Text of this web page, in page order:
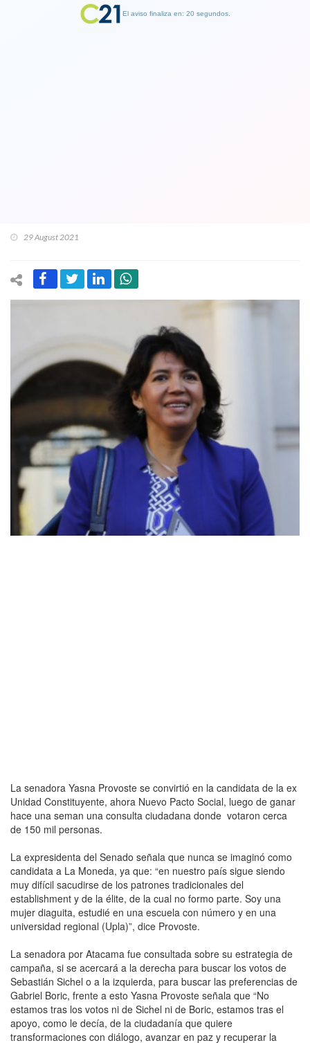
29 August 2021
La senadora Yasna Provoste se convirtió en la candidata de la ex
Unidad Constituyente, ahora Nuevo Pacto Social, luego de ganar
hace una seman una consulta ciudadana donde votaron cerca
de 150 mil personas.
La expresidenta del Senado señala que nunca se imaginó como
candidata a La Moneda, ya que: “en nuestro país sigue siendo
muy difícil sacudirse de los patrones tradicionales del
establishment y de la élite, de la cual no formo parte. Soy una
mujer diaguita, estudié en una escuela con número y en una
universidad regional (Upla)”, dice Provoste.
La senadora por Atacama fue consultada sobre su estrategia de
campaña, si se acercará a la derecha para buscar los votos de
Sebastián Sichel o a la izquierda, para buscar las preferencias de
Gabriel Boric, frente a esto Yasna Provoste señala que “No
estamos tras los votos ni de Sichel ni de Boric, estamos tras el
apoyo, como le decía, de la ciudadanía que quiere
transformaciones con diálogo, avanzar en paz y recuperar la
El aviso finaliza en: 19 segundos.